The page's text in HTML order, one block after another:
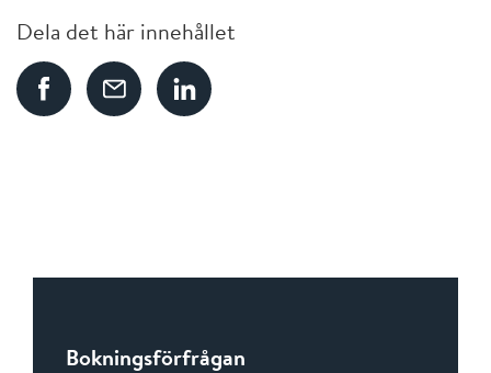
Dela det här innehållet
Bokningsförfrågan